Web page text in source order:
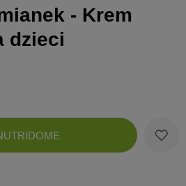
- Krem
dzieci
Zobacz
koszyk